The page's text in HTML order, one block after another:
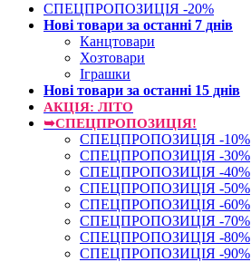
СПЕЦПРОПОЗИЦІЯ -20%
Нові товари за останнi 7 днiв
Канцтовари
Хозтовари
Іграшки
Нові товари за останнi 15 днiв
АКЦІЯ: ЛІТО
➥СПЕЦПРОПОЗИЦІЯ!
СПЕЦПРОПОЗИЦІЯ -10%
СПЕЦПРОПОЗИЦІЯ -30%
СПЕЦПРОПОЗИЦІЯ -40%
СПЕЦПРОПОЗИЦІЯ -50%
СПЕЦПРОПОЗИЦІЯ -60%
СПЕЦПРОПОЗИЦІЯ -70%
СПЕЦПРОПОЗИЦІЯ -80%
СПЕЦПРОПОЗИЦІЯ -90%